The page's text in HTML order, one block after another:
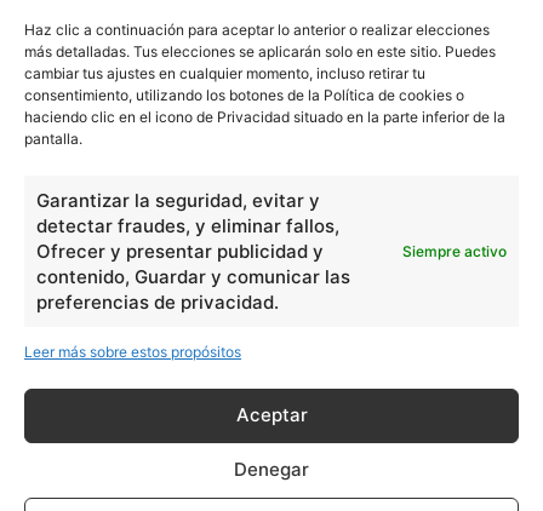
Haz clic a continuación para aceptar lo anterior o realizar elecciones
más detalladas. Tus elecciones se aplicarán solo en este sitio. Puedes
cambiar tus ajustes en cualquier momento, incluso retirar tu
consentimiento, utilizando los botones de la Política de cookies o
haciendo clic en el icono de Privacidad situado en la parte inferior de la
pantalla.
Garantizar la seguridad, evitar y
detectar fraudes, y eliminar fallos,
Ofrecer y presentar publicidad y
contenido, Guardar y comunicar las
preferencias de privacidad.
Siempre activo
Leer más sobre estos propósitos
Aceptar
Denegar